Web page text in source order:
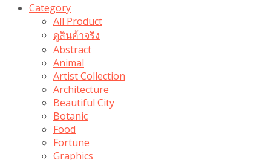
Category
All Product
ดูสินค้าจริง
Abstract
Animal
Artist Collection
Architecture
Beautiful City
Botanic
Food
Fortune
Graphics